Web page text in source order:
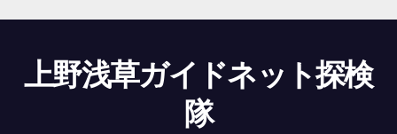
上野浅草ガイドネット探検
隊